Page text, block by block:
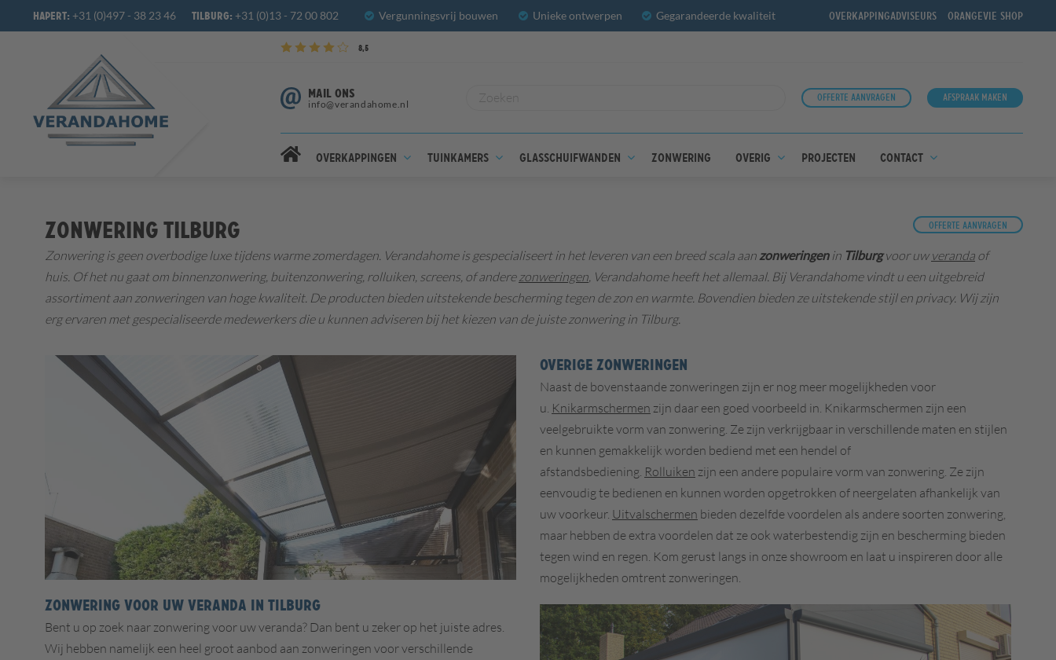
Hapert: +31 (0)497 - 38 23 46 Tilburg: +31 (0)13 - 72 00 802 Vergunningsvrij bouwen Unieke ontwerpen Gegarandeerde kwaliteit Overkappingadviseurs OrangeVie shop
8,5
MAIL ONS
info@verandahome.nl
Offerte aanvragen Afspraak maken
Overkappingen Tuinkamers Glasschuifwanden Zonwering Overig Projecten Contact
Zonwering Tilburg Offerte aanvragen
Zonwering is geen overbodige luxe tijdens warme zomerdagen. Verandahome is gespecialiseert in het leveren van een breed scala aan zonweringenin Tilburgvoor uw veranda of
huis. Of het nu gaat om binnenzonwering, buitenzonwering, rolluiken, screens, of andere zonweringen, Verandahome heeft het allemaal. Bij Verandahome vindt u een uitgebreid
assortiment aan zonweringen van hoge kwaliteit. De producten bieden uitstekende bescherming tegen de zon en warmte. Bovendien bieden ze uitstekende stijl en privacy. Wij zijn
erg ervaren met gespecialiseerde medewerkers die u kunnen adviseren bij het kiezen van de juiste zonwering in Tilburg.
Zonwering voor uw veranda in Tilburg
Bent u op zoek naar zonwering voor uw veranda? Dan bent u zeker op het juiste adres.
Wij hebben namelijk een heel groot aanbod aan zonweringen voor verschillende
Overige zonweringen
Naast de bovenstaande zonweringen zijn er nog meer mogelijkheden voor
u. Knikarmschermen zijn daar een goed voorbeeld in. Knikarmschermen zijn een
veelgebruikte vorm van zonwering. Ze zijn verkrijgbaar in verschillende maten en stijlen
en kunnen gemakkelijk worden bediend met een hendel of
afstandsbediening. Rolluiken zijn een andere populaire vorm van zonwering. Ze zijn
eenvoudig te bedienen en kunnen worden opgetrokken of neergelaten afhankelijk van
uw voorkeur. Uitvalschermen bieden dezelfde voordelen als andere soorten zonwering,
maar hebben de extra voordelen dat ze ook waterbestendig zijn en bescherming bieden
tegen wind en regen. Kom gerust langs in onze showroom en laat u inspireren door alle
mogelijkheden omtrent zonweringen.